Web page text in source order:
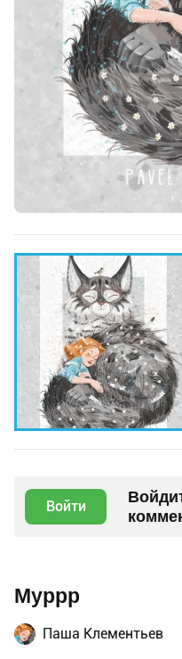
Войти
Муррр
Паша Клементьев